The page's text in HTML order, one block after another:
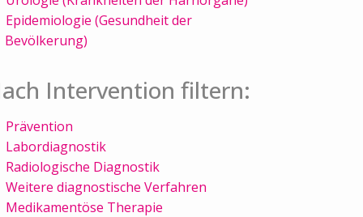
Epidemiologie (Gesundheit der
Bevölkerung)
Intervention filtern:
Prävention
Labordiagnostik
Radiologische Diagnostik
Weitere diagnostische Verfahren
Medikamentöse Therapie